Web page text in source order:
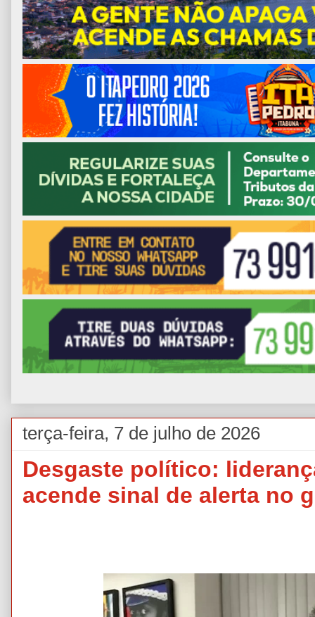
terça-feira, 7 de julho de 2026
Desgaste político:
acende sinal de alerta no